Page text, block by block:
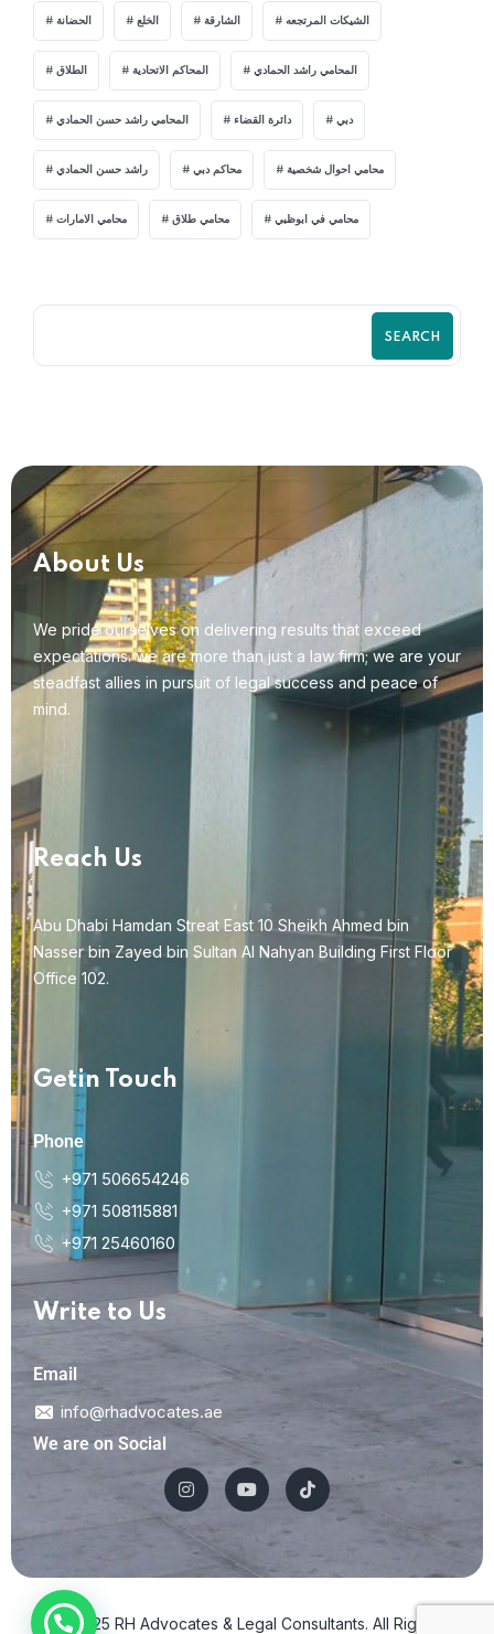
الحضانة الخلع الشارقة الشيكات المرتجعه
الطلاق المحاكم الاتحادية المحامي راشد الحمادي
المحامي راشد حسن الحمادي دائرة القضاء دبي
راشد حسن الحمادي محاكم دبي محامي احوال شخصية
محامي الامارات محامي طلاق محامي في ابوظبي
SEARCH
About Us
We pride ourselves on delivering results that exceed
expectations. we are more than just a law firm; we are your
steadfast allies in pursuit of legal success and peace of
mind.
Reach Us
Abu Dhabi Hamdan Streat East 10 Sheikh Ahmed bin
Nasser bin Zayed bin Sultan Al Nahyan Building First Floor
Office 102.
Getin Touch
Phone
+971 506654246
+971 508115881
+971 25460160
Write to Us
Email
info@rhadvocates.ae
We are on Social
© 2025 RH Advocates & Legal Consultants. All Rights